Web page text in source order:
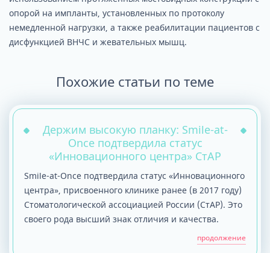
опорой на импланты, установленных по протоколу
немедленной нагрузки, а также реабилитации пациентов с
дисфункцией ВНЧС и жевательных мышц.
Похожие статьи по теме
Держим высокую планку: Smile-at-
Once подтвердила статус
«Инновационного центра» СтАР
Smile-at-Once подтвердила статус «Инновационного
центра», присвоенного клинике ранее (в 2017 году)
Стоматологической ассоциацией России (СтАР). Это
своего рода высший знак отличия и качества.
продолжение